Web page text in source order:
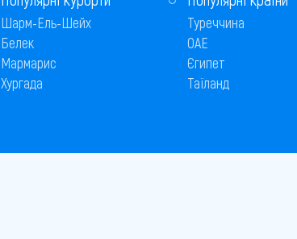
Шарм-Ель-Шейх
Белек
Мармарис
Хургада
Туреччина
ОАЕ
Єгипет
Таїланд